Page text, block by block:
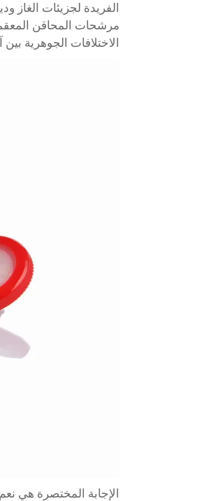
الفريدة لجزيئات الغاز
مرشحات المحاقن
الاختلافات الجوهرية
الإجابة المختصرة هي